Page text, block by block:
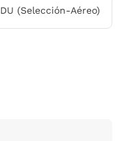
(Selección-Aéreo)